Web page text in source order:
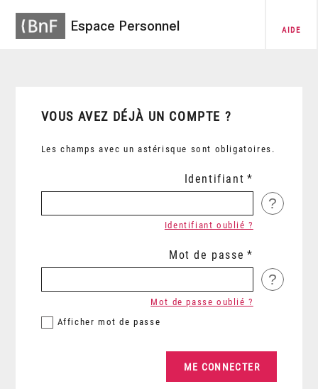
Espace Personnel AIDE
VOUS AVEZ DÉJÀ UN COMPTE ?
Les champs avec un astérisque sont obligatoires.
Identifiant
?
Identifiant oublié ?
Mot de passe
?
Afficher mot de passe
Mot de passe oublié ?